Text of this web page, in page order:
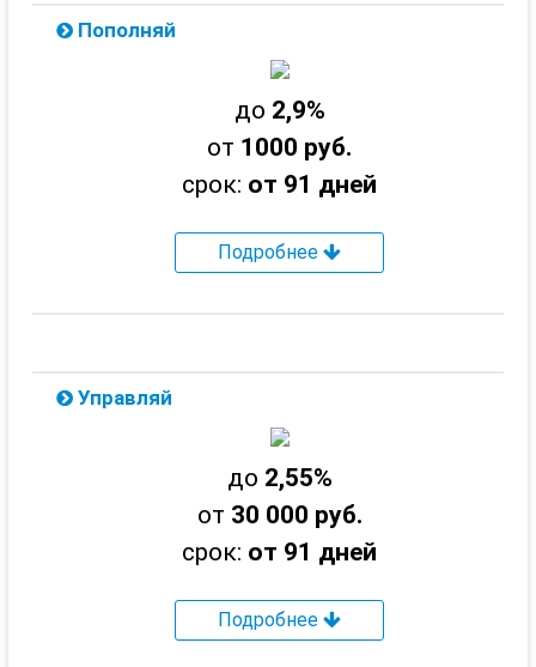
Пополняй
до 2,9%
от 1000 руб.
срок: от 91 дней
Подробнее
Управляй
до 2,55%
от 30 000 руб.
срок: от 91 дней
Подробнее